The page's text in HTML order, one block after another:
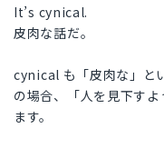
It’s cynical.
皮肉な話だ。
cynical も「皮肉な」と
の場合、「人を見下す
ます。